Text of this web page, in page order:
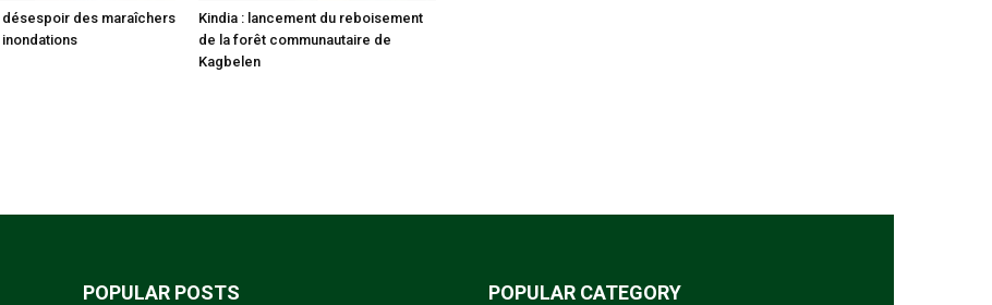
désespoir des maraîchers
Kindia : lancement du reboisement
de la forêt communautaire de
Kagbelen
POPULAR POSTS POPULAR CATEGORY